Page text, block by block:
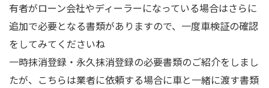
有者がローン会社やディーラーになっている場合はさらに
追加で必要となる書類がありますので、一度車検証の確認
をしてみてくださいね
一時抹消登録・永久抹消登録の必要書類のご紹介をしまし
たが、こちらは業者に依頼する場合に車と一緒に渡す書類